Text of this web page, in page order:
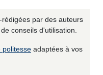
rédigées par des auteurs
conseils d'utilisation.
politesse adaptées à vos